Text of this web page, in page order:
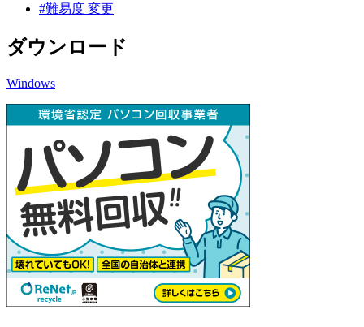
#難易度 変更
ダウンロード
Windows